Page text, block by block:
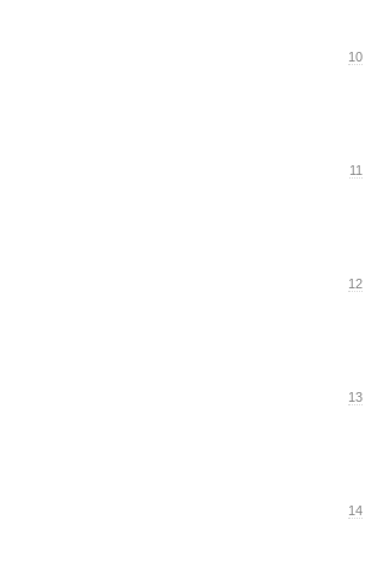
10
11
12
13
14